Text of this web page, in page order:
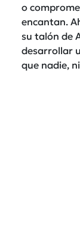
o
encantan.
su talón de
desarrollar
que nadie,